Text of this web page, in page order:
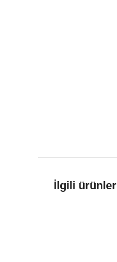
İlgili ürünler